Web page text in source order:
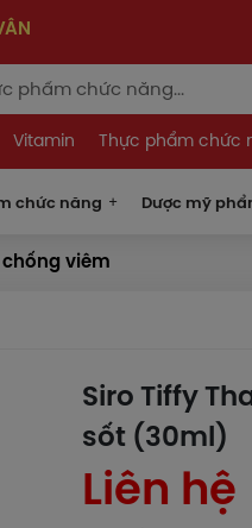
Vitamin Thực phẩm chức
chức năng Dược mỹ
viêm
Siro Tiffy
sốt (30ml)
Liên hệ